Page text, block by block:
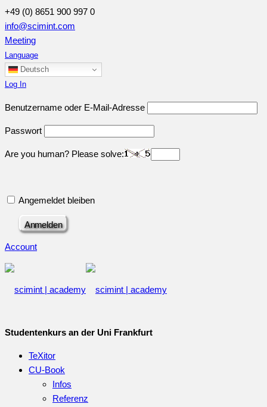
+49 (0) 8651 900 997 0
info@scimint.com
Meeting
Language
Deutsch
Log In
Benutzername oder E-Mail-Adresse
Passwort
Are you human? Please solve:
Angemeldet bleiben
Account
Studentenkurs an der Uni Frankfurt
TeXitor
CU-Book
Infos
Referenz